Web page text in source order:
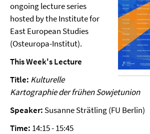
ongoing lecture series
hosted by the Institute for
East European Studies
(Osteuropa-Institut).
This Week's Lecture
Title: Kulturelle
Kartographie der frühen Sowjetunion
Speaker: Susanne Strätling (FU Berlin)
Time: 14:15 - 15:45